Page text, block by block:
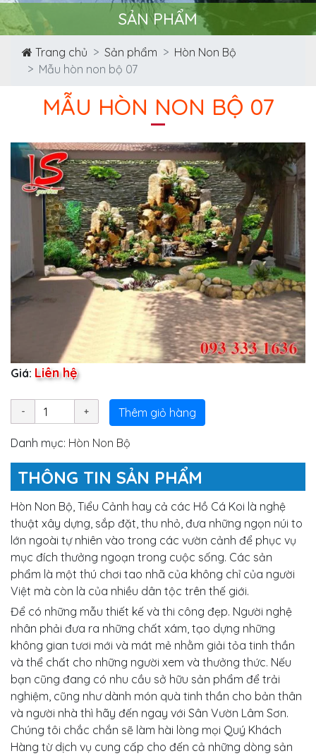
SẢN PHẨM
Trang chủ Sản phẩm
Hòn Non Bộ
Mẫu hòn non bộ 07
MẪU HÒN NON BỘ 07
Giá: Liên hệ
Thêm giỏ hàng
Danh mục: Hòn Non Bộ
THÔNG TIN SẢN PHẨM
Hòn Non Bộ, Tiểu Cảnh hay cả các Hồ Cá Koi là nghệ
thuật xây dựng, sắp đặt, thu nhỏ, đưa những ngọn núi to
lớn ngoài tự nhiên vào trong các vườn cảnh để phục vụ
mục đích thưởng ngoạn trong cuộc sống. Các sản
phẩm là một thú chơi tao nhã của không chỉ của người
Việt mà còn là của nhiều dân tộc trên thế giới.
Để có những mẫu thiết kế và thi công đẹp. Người nghệ
nhân phải đưa ra những chất xám, tạo dựng những
không gian tươi mới và mát mẻ nhằm giải tỏa tinh thần
và thể chất cho những người xem và thưởng thức. Nếu
bạn cũng đang có nhu cầu sở hữu sản phẩm để trải
nghiệm, cũng như dành món quà tinh thần cho bản thân
và người nhà thì hãy đến ngay với Sân Vườn Lâm Sơn.
Chúng tôi chắc chắn sẽ làm hài lòng mọi Quý Khách
Hàng từ dịch vụ cung cấp cho đến cả những dòng sản